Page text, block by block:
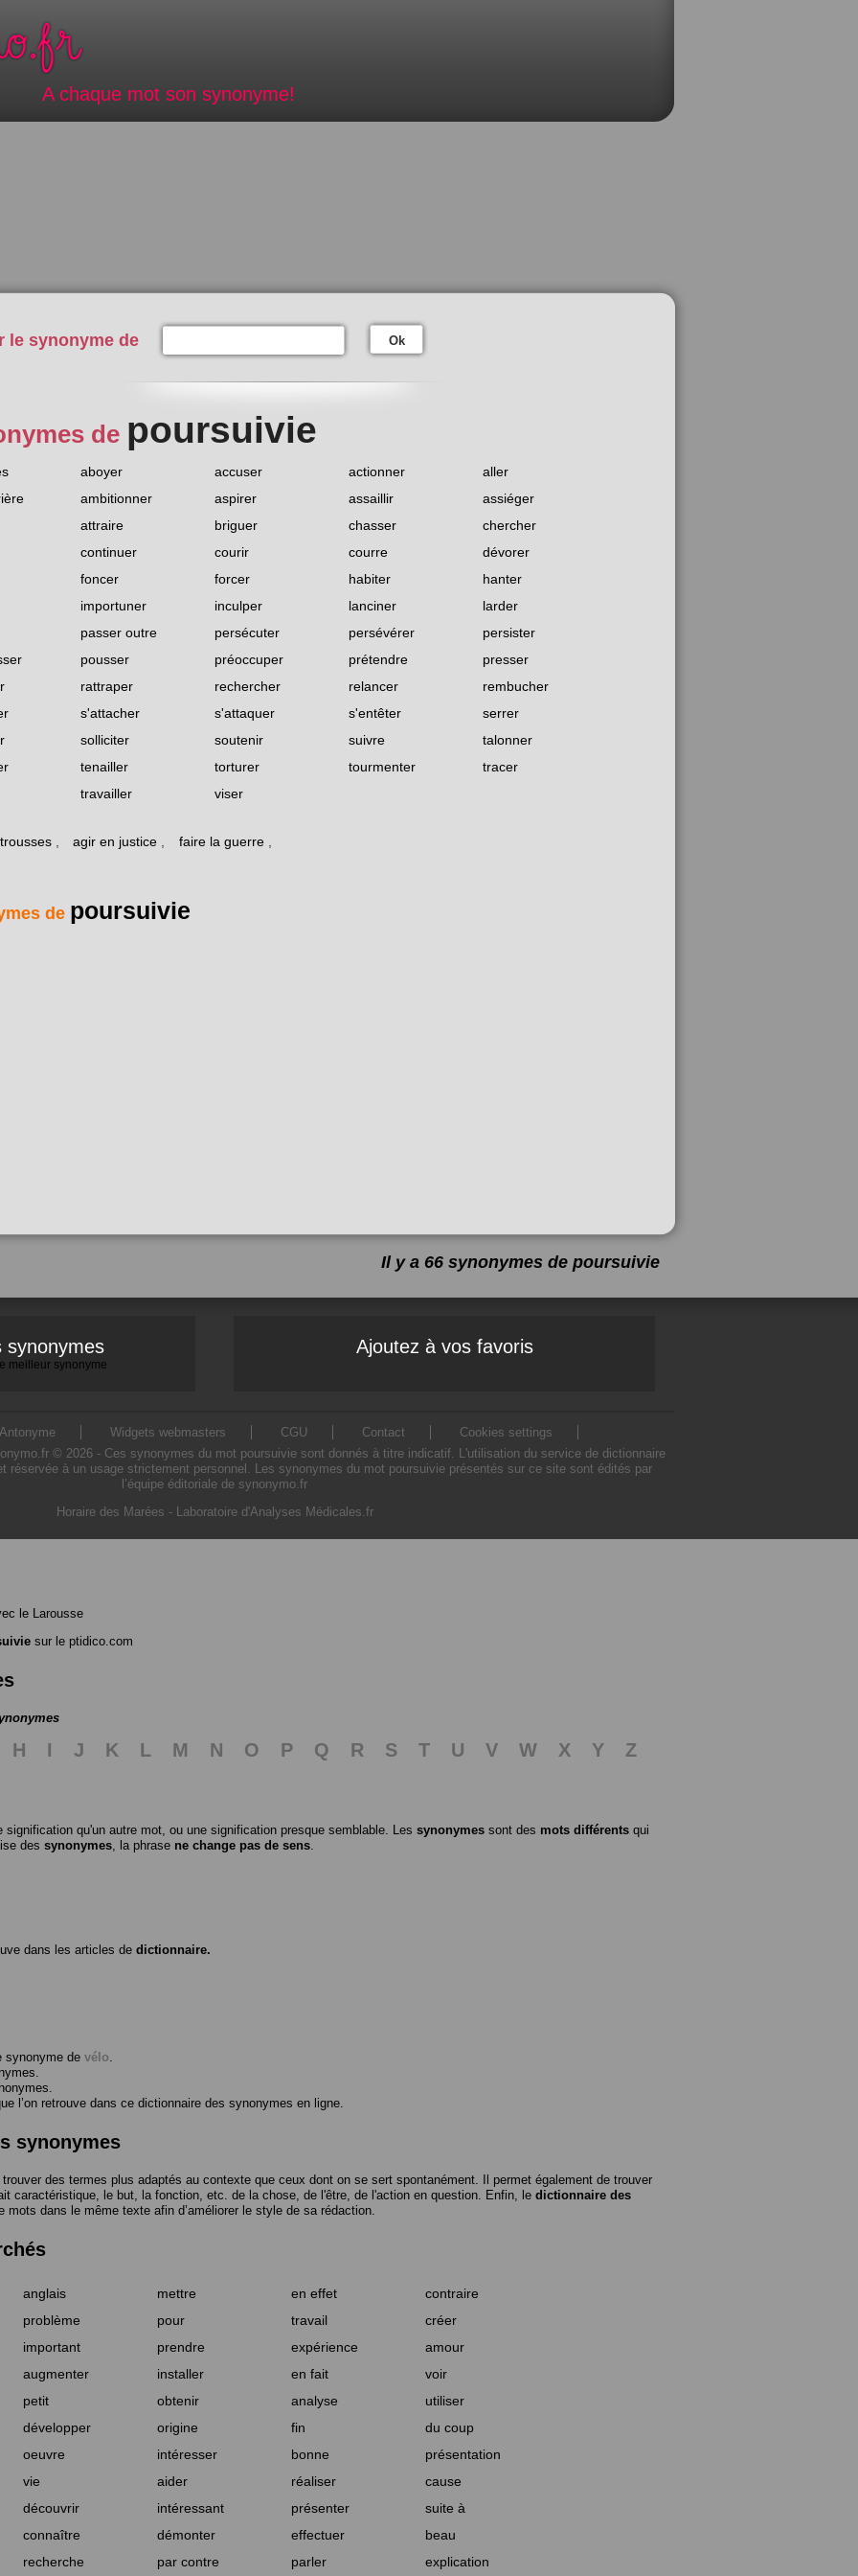
A chaque mot son synonyme!
le synonyme de Ok
de poursuivie
aboyer accuser actionner
aller
ambitionner aspirer assaillir
assiéger
attraire briguer chasser
chercher
continuer courir courre
dévorer
foncer forcer habiter
hanter
importuner inculper lanciner
larder
passer outre persécuter persévérer
persister
pousser préoccuper prétendre
presser
rattraper rechercher relancer
rembucher
s'attacher s'attaquer s'entêter
serrer
solliciter soutenir suivre
talonner
tenailler torturer tourmenter
tracer
travailler viser
agir en justice faire la guerre
de poursuivie
Il y a 66 synonymes de poursuivie
synonymes
meilleur synonyme
Ajoutez à vos favoris
Antonyme Widgets webmasters CGU Contact
Cookies settings
© 2026 - Ces synonymes du mot poursuivie sont donnés à titre indicatif. L'utilisation du service de dictionnaire
réservée à un usage strictement personnel. Les synonymes du mot poursuivie présentés sur ce site sont édités par
l’équipe éditoriale de synonymo.fr
Horaire des Marées - Laboratoire d'Analyses Médicales.fr
le Larousse
sur le ptidico.com
H I J K L M N O P Q R S T U V W X Y
Z
qu'un autre mot, ou une signification presque semblable. Les synonymes sont des mots différents qui
des synonymes, la phrase ne change pas de sens.
dans les articles de dictionnaire.
synonyme de vélo.
l’on retrouve dans ce dictionnaire des synonymes en ligne.
synonymes
trouver des termes plus adaptés au contexte que ceux dont on se sert spontanément. Il permet également de trouver
caractéristique, le but, la fonction, etc. de la chose, de l'être, de l'action en question. Enfin, le dictionnaire des
mots dans le même texte afin d’améliorer le style de sa rédaction.
anglais mettre en effet
contraire
problème pour travail
créer
important prendre expérience
amour
augmenter installer en fait
voir
petit obtenir analyse
utiliser
développer origine fin
du coup
oeuvre intéresser bonne
présentation
vie aider réaliser
cause
découvrir intéressant présenter
suite à
connaître démonter effectuer
beau
recherche par contre parler explication